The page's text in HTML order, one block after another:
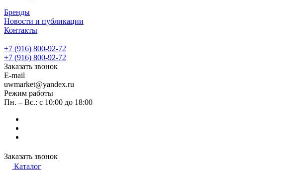
Бренды
Новости и публикации
Контакты
+7 (916) 800-92-72
+7 (916) 800-92-72
Заказать звонок
E-mail
uwmarket@yandex.ru
Режим работы
Пн. – Вс.: с 10:00 до 18:00
Заказать звонок
Каталог